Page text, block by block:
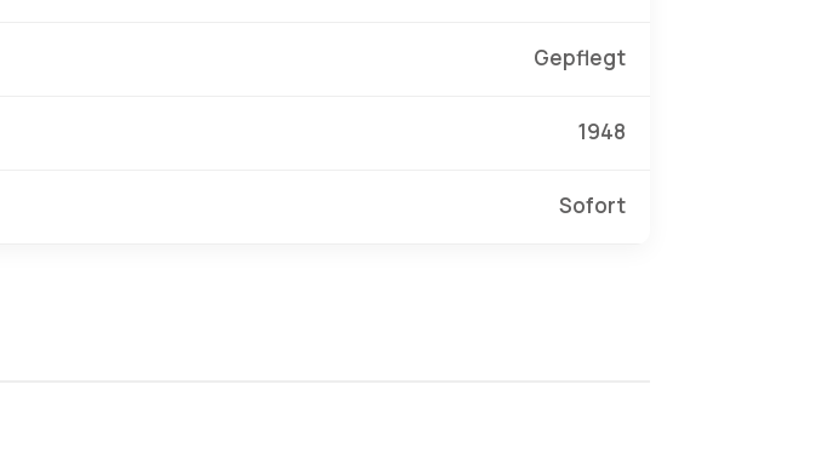
Gepflegt
1948
Sofort